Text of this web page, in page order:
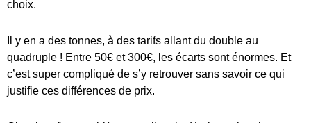
choix.
Il y en a des tonnes, à des tarifs allant du double au
quadruple ! Entre 50€ et 300€, les écarts sont énormes. Et
c’est super compliqué de s’y retrouver sans savoir ce qui
justifie ces différences de prix.